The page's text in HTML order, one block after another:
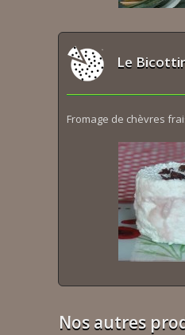
Le
Fromage de chèvres
Nos autres